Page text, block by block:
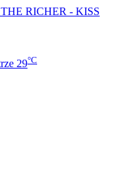
RICHER - KISS
29°C